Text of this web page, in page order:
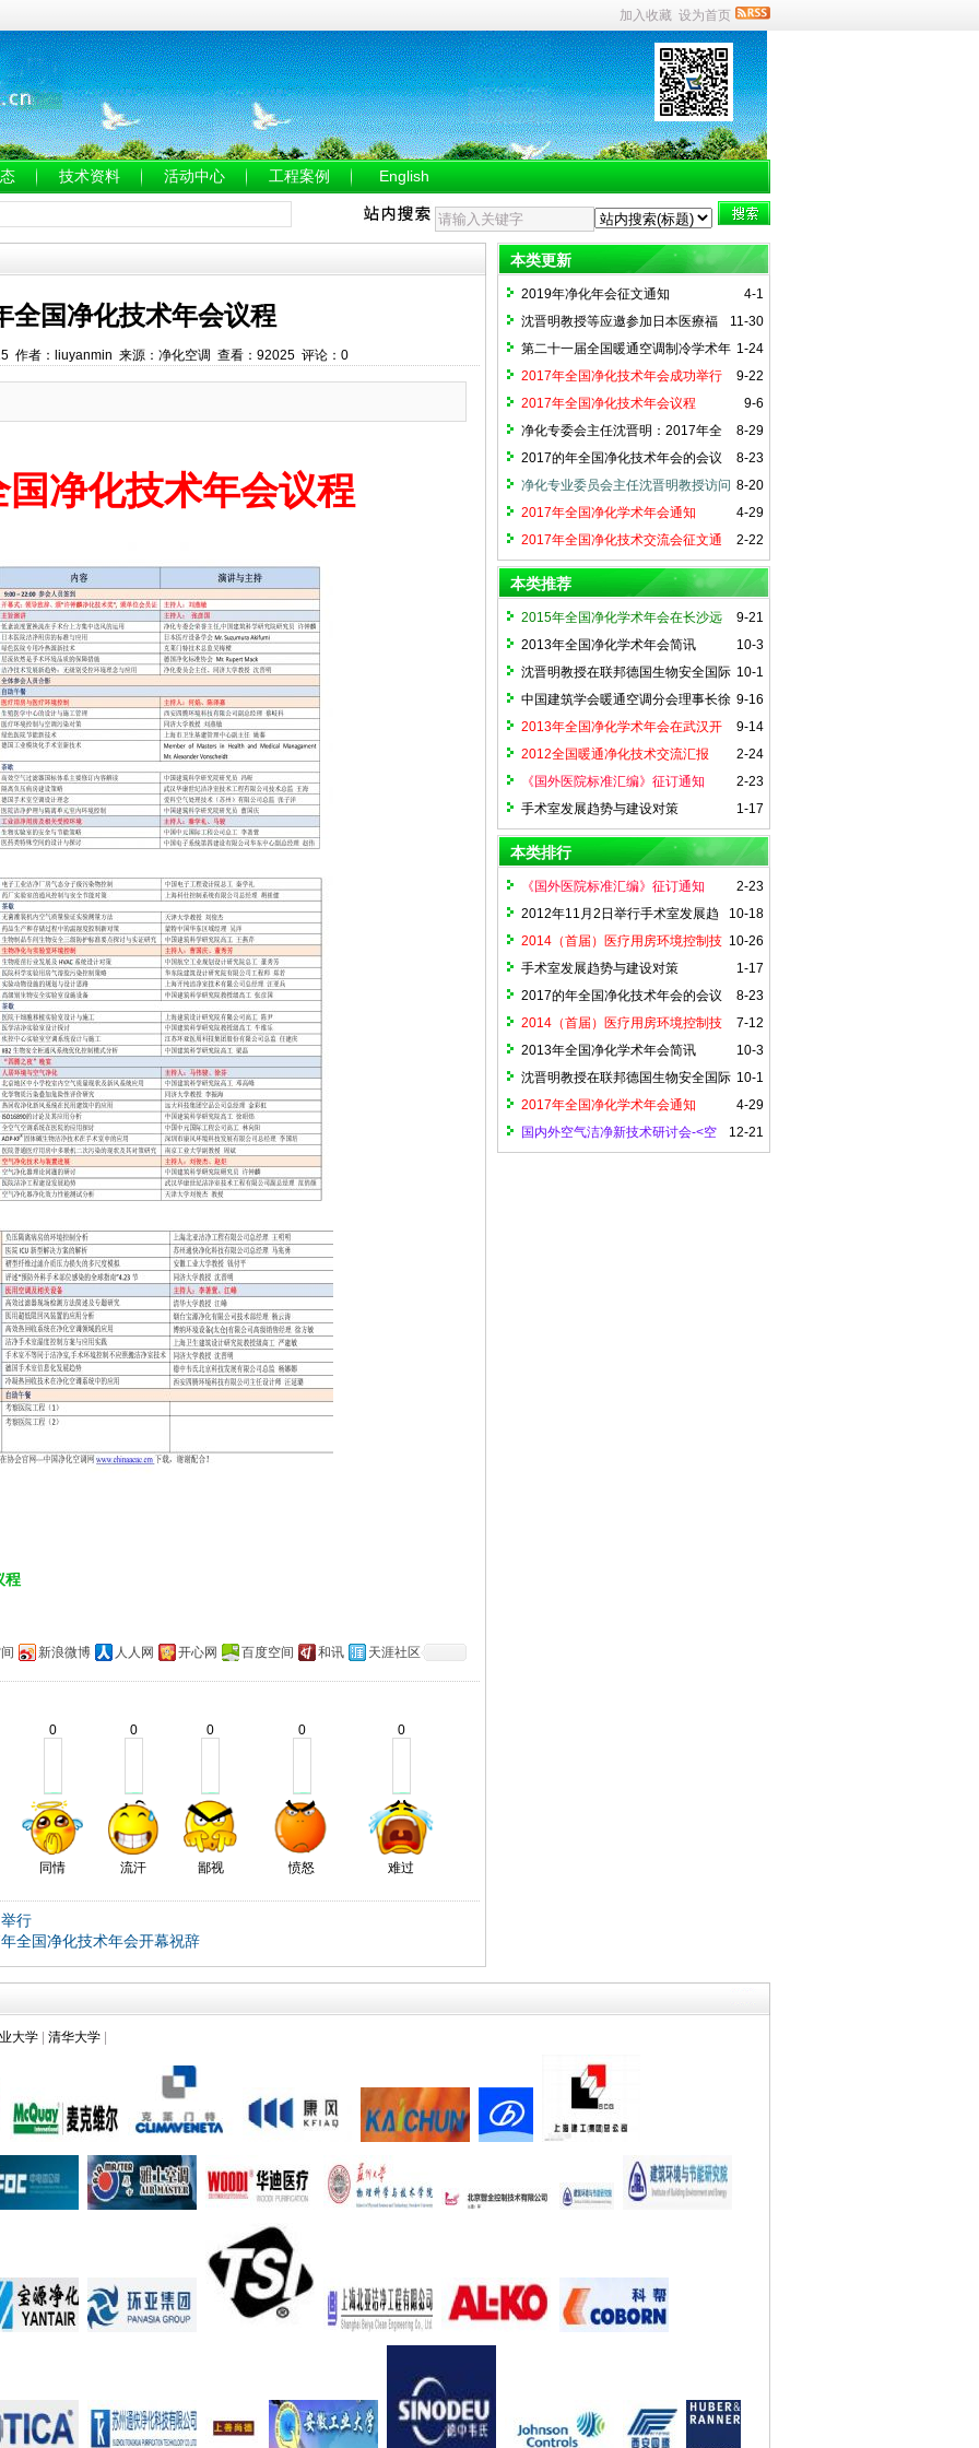
加入收藏 设为首页
技术资料 活动中心 工程案例 English
全国净化技术年会议程
作者：liuyanmin 来源：净化空调 查看：92025 评论：0
国净化技术年会议程
程
新浪微博 人人网 开心网 百度空间 和讯 天涯社区
0
同情
0
流汗
0
鄙视
0
愤怒
0
难过
行
全国净化技术年会开幕祝辞
本类更新
4-1
2019年净化年会征文通知
11-30
沈晋明教授等应邀参加日本医療福
祉設備協会HEAJ第47届年会
1-24
第二十一届全国暖通空调制冷学术年
会”论文征集通知
9-22
2017年全国净化技术年会成功举行
9-6
2017年全国净化技术年会议程
8-29
净化专委会主任沈晋明：2017年全
国净化技术年会开幕祝辞
8-23
2017的年全国净化技术年会的会议
议程
8-20
净化专业委员会主任沈晋明教授访问
德国吉森大学
4-29
2017年全国净化学术年会通知
2-22
2017年全国净化技术交流会征文通
知
本类推荐
9-21
2015年全国净化学术年会在长沙远
大成功举行
10-3
2013年全国净化学术年会简讯
10-1
沈晋明教授在联邦德国生物安全国际
论坛大会上作：关于中国生物安全实验室
与控制设施系统的演讲
9-16
中国建筑学会暖通空调分会理事长徐
伟的贺信
9-14
2013年全国净化学术年会在武汉开
幕
2-24
2012全国暖通净化技术交流汇报
2-23
《国外医院标准汇编》征订通知
1-17
手术室发展趋势与建设对策
本类排行
2-23
《国外医院标准汇编》征订通知
10-18
2012年11月2日举行手术室发展趋
势与我们对策讲座
10-26
2014（首届）医疗用房环境控制技
术国际论坛在沪举办
1-17
手术室发展趋势与建设对策
8-23
2017的年全国净化技术年会的会议
议程
7-12
2014（首届）医疗用房环境控制技
术国际论坛 报名通知
10-3
2013年全国净化学术年会简讯
10-1
沈晋明教授在联邦德国生物安全国际
论坛大会上作：关于中国生物安全实验室
与控制设施系统的演讲
4-29
2017年全国净化学术年会通知
12-21
国内外空气洁净新技术研讨会-<空
大学 清华大学